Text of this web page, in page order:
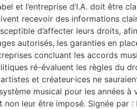
et l’entreprise d’I.A. doit être
recevoir des informations
d’affecter leurs droits,
autorisés, les garanties en
concluant les accords
ré-évaluent les règles du
et créateur·ices ne
musical pour les années
non leur être imposé. Signée par